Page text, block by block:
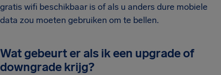
gratis wifi beschikbaar is of als u anders dure mobiele
data zou moeten gebruiken om te bellen.
Wat gebeurt er als ik een upgrade of
downgrade krijg?